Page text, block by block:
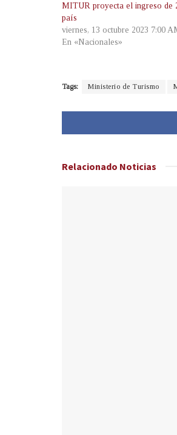
MITUR proyecta el ingreso de
país
viernes, 13 octubre 2023 7:00
En «Nacionales»
Tags: Ministerio de Turismo
Relacionado Noticias